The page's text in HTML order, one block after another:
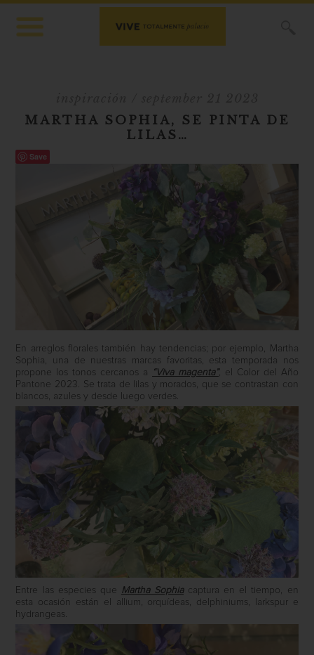
MARTHA SOPHIA, SE PINTA DE
LILAS…
Save
En arreglos florales también hay tendencias; por ejemplo, Martha
Sophia, una de nuestras marcas favoritas, esta temporada nos
propone los tonos cercanos a
“Viva magenta”, el Color del Año
Pantone 2023. Se trata de lilas y morados, que se contrastan con
blancos, azules y desde luego verdes.
Entre las especies que Martha Sophiacaptura en el tiempo, en
esta ocasión están el allium, orquídeas, delphiniums, larkspur e
hydrangeas.